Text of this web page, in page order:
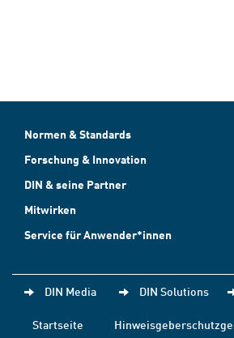
Normen & Standards
Forschung & Innovation
DIN & seine Partner
Mitwirken
Service für Anwender*innen
DIN Media DIN Solutions
Startseite